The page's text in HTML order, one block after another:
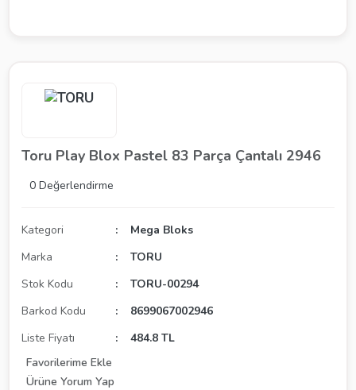
Toru Play Blox Pastel 83 Parça Çantalı 2946
0 Değerlendirme
Kategori
Mega Bloks
Marka
TORU
Stok Kodu
TORU-00294
Barkod Kodu
8699067002946
Liste Fiyatı
484.8 TL
Ürüne Yorum Yap